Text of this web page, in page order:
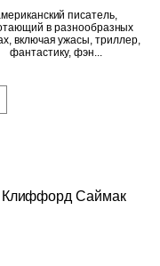
писатель,
в разнообразных
включая ужасы, триллер,
фантастику, фэн...
Клиффорд Саймак